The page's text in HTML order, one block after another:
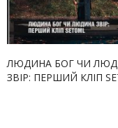
ЛЮДИНА БОГ ЧИ
ЗВІР: ПЕРШИЙ КЛІП